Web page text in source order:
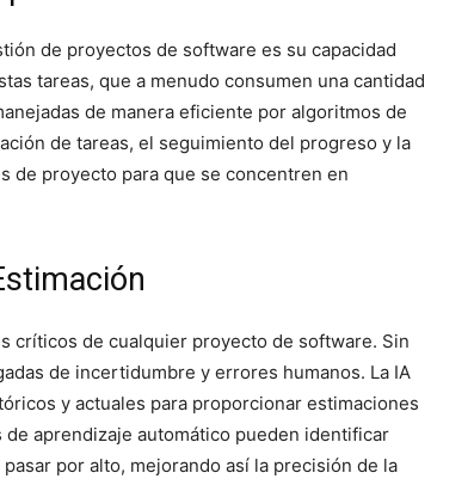
de proyectos de software es su capacidad
tareas, que a menudo consumen una cantidad
de manera eficiente por algoritmos de
de tareas, el seguimiento del progreso y la
de proyecto para que se concentren en
críticos de cualquier proyecto de software. Sin
de incertidumbre y errores humanos. La IA
y actuales para proporcionar estimaciones
aprendizaje automático pueden identificar
por alto, mejorando así la precisión de la